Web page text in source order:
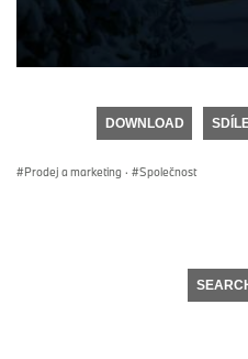
DOWNLOAD
Prodej a marketing · Společnost